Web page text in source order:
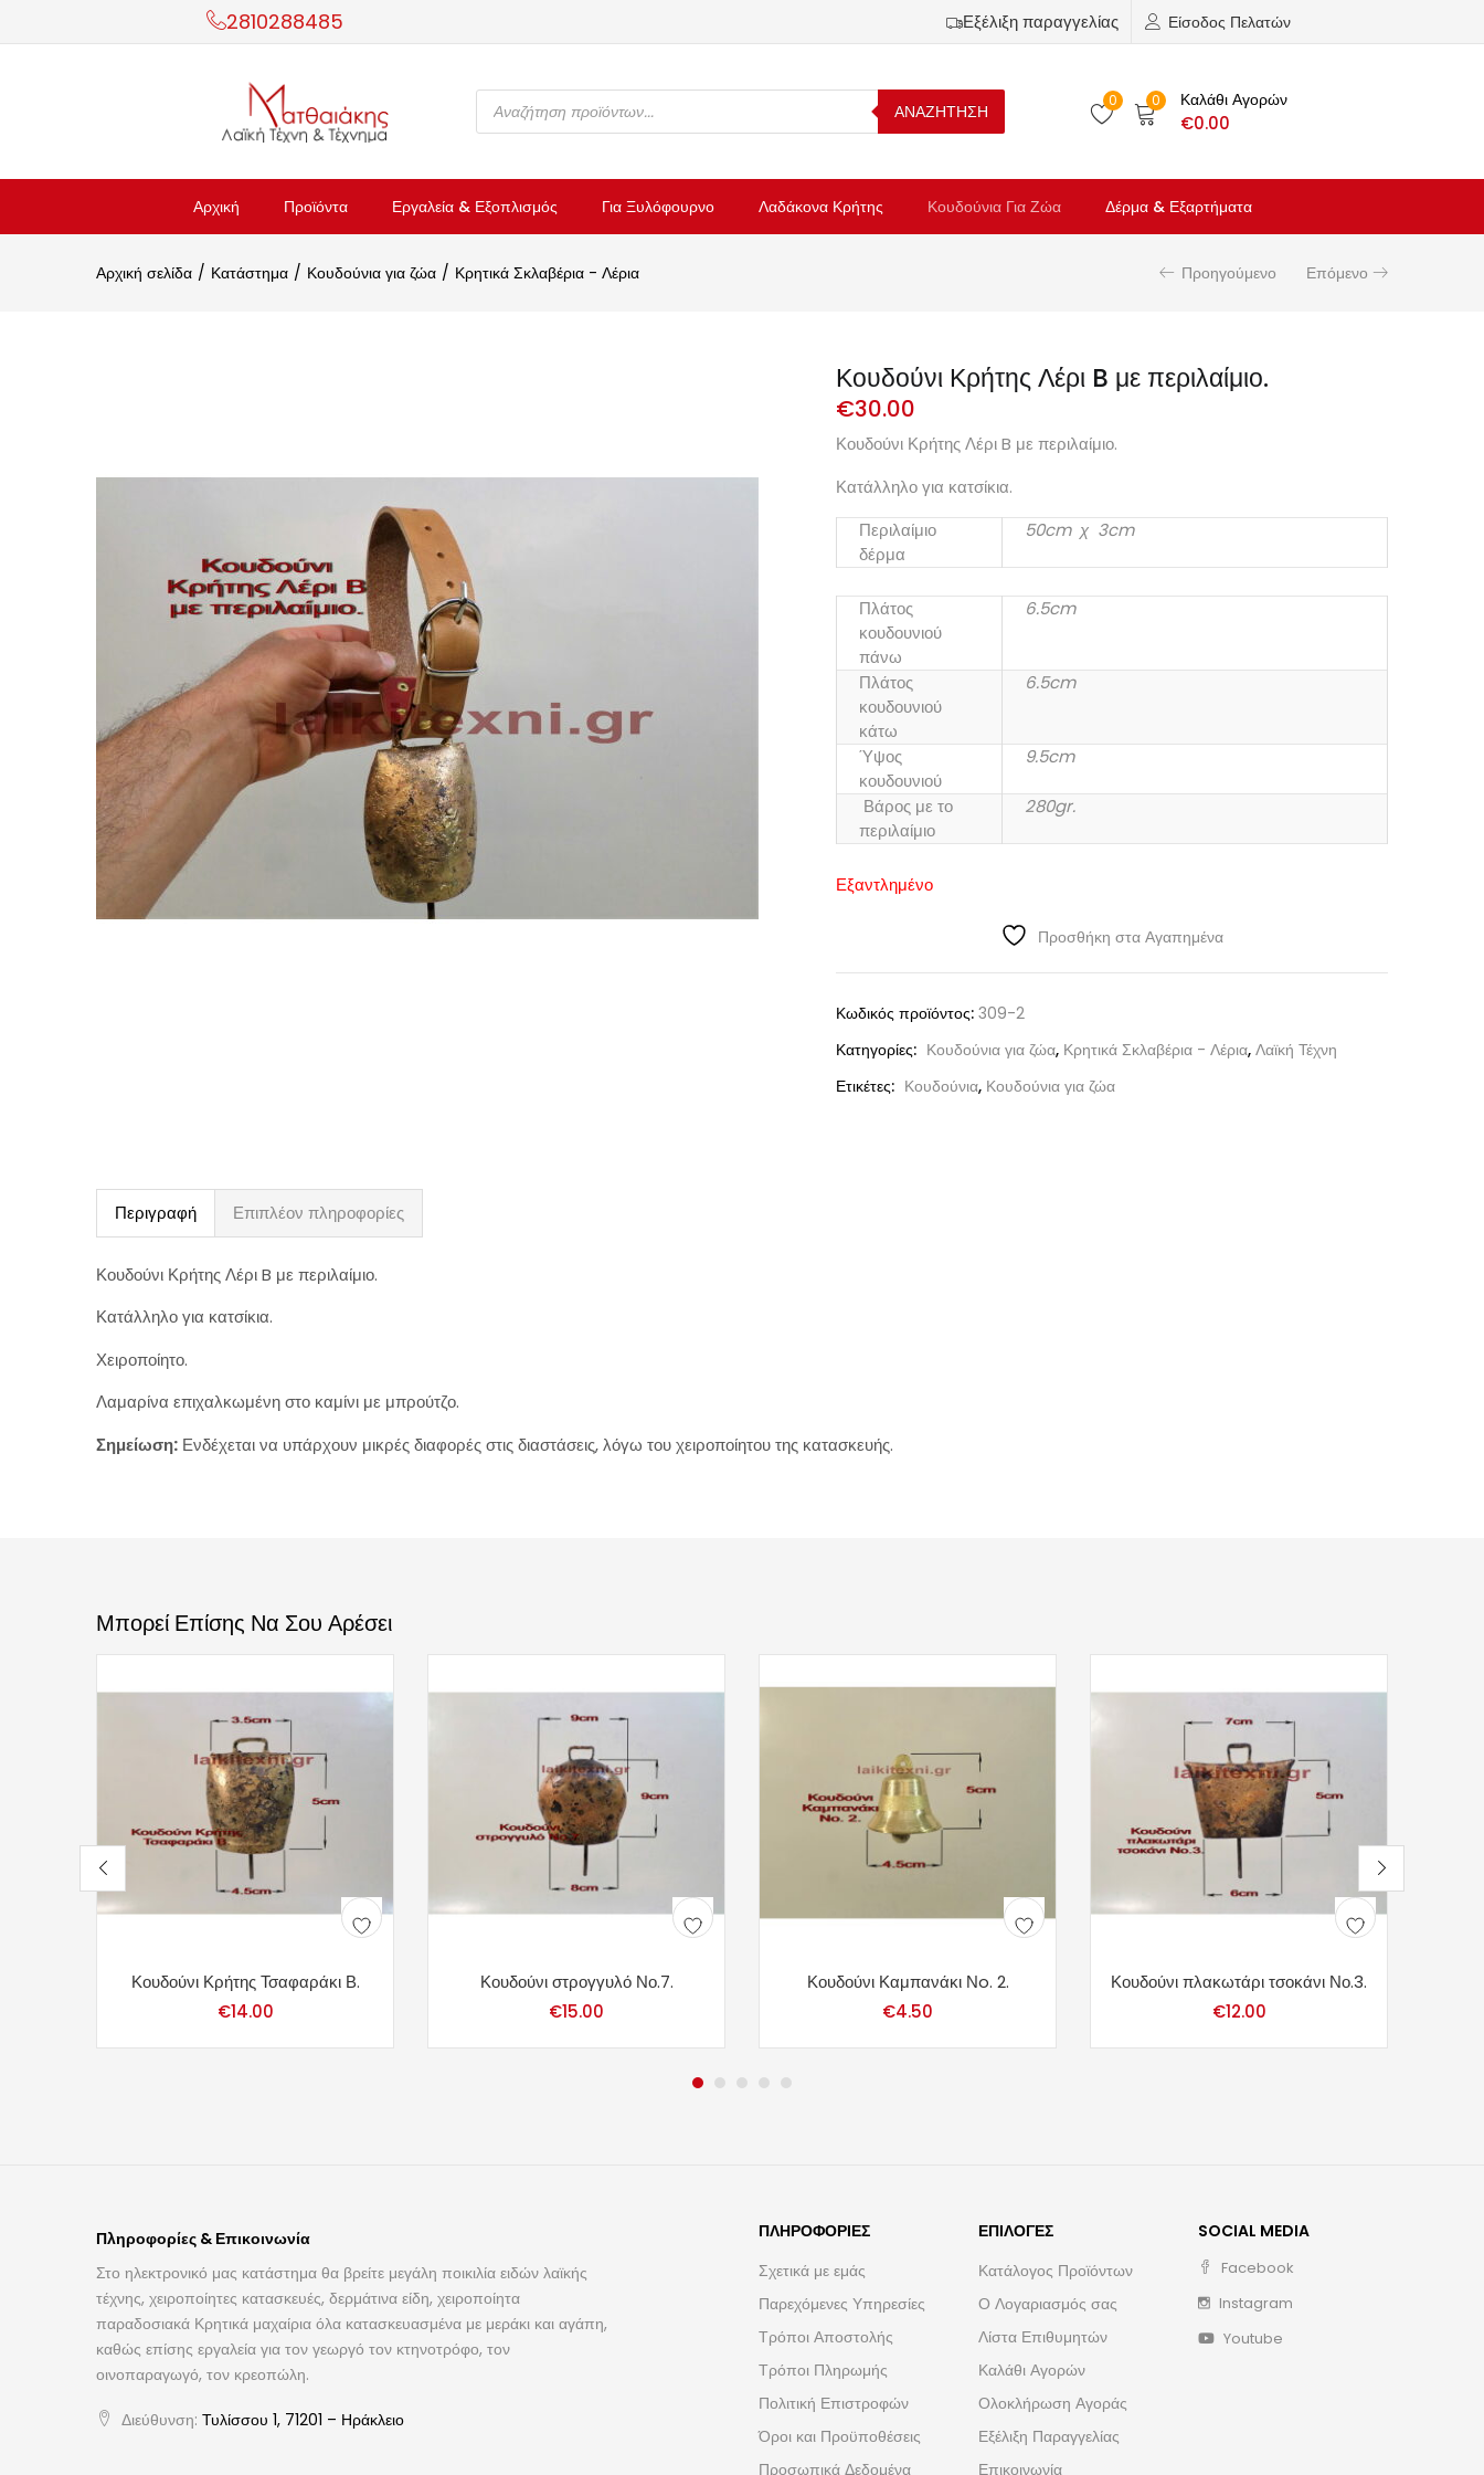
2810288485 Εξέλιξη παραγγελίας Είσοδος Πελατών
ΑΝΑΖΗΤΗΣΗ
0 0 Καλάθι Αγορών
€0.00
Αρχική Προϊόντα Εργαλεία & Εξοπλισμός Για Ξυλόφουρνο Λαδάκονα Κρήτης Κουδούνια Για Ζώα Δέρμα & Εξαρτήματα
Αρχική σελίδα Κατάστημα Κουδούνια για ζώα Κρητικά Σκλαβέρια - Λέρια Προηγούμενο Επόμενο
Κουδούνι Κρήτης Λέρι B με περιλαίμιο.
€30.00
Κουδούνι Κρήτης Λέρι B με περιλαίμιο.
Κατάλληλο για κατσίκια.
Περιλαίμιο
δέρμα
50cm χ 3cm
Πλάτος
κουδουνιού
πάνω
6.5cm
Πλάτος
κουδουνιού
κάτω
6.5cm
Ύψος
κουδουνιού
9.5cm
Βάρος με το
περιλαίμιο
280gr.
Εξαντλημένο
Προσθήκη στα Αγαπημένα
Κωδικός προϊόντος: 309-2
Κατηγορίες: Κουδούνια για ζώα, Κρητικά Σκλαβέρια - Λέρια, Λαϊκή Τέχνη
Ετικέτες: Κουδούνια, Κουδούνια για ζώα
Περιγραφή Επιπλέον πληροφορίες
Κουδούνι Κρήτης Λέρι B με περιλαίμιο.
Κατάλληλο για κατσίκια.
Χειροποίητο.
Λαμαρίνα επιχαλκωμένη στο καμίνι με μπρούτζο.
Σημείωση: Ενδέχεται να υπάρχουν μικρές διαφορές στις διαστάσεις, λόγω του χειροποίητου της κατασκευής.
Μπορεί Επίσης Να Σου Αρέσει
Κουδούνι Κρήτης Τσαφαράκι Β.
€14.00
Κουδούνι στρογγυλό Νο.7.
€15.00
Κουδούνι Καμπανάκι Νo. 2.
€4.50
Κουδούνι πλακωτάρι τσοκάνι Νο.3.
€12.00
Πληροφορίες & Επικοινωνία
Στο ηλεκτρονικό μας κατάστημα θα βρείτε μεγάλη ποικιλία ειδών λαϊκής
τέχνης, χειροποίητες κατασκευές, δερμάτινα είδη, χειροποίητα
παραδοσιακά Κρητικά μαχαίρια όλα κατασκευασμένα με μεράκι και αγάπη,
καθώς επίσης εργαλεία για τον γεωργό τον κτηνοτρόφο, τον
οινοπαραγωγό, τον κρεοπώλη.
Διεύθυνση: Τυλίσσου 1, 71201 – Ηράκλειο
ΠΛΗΡΟΦΟΡΊΕΣ
Σχετικά με εμάς
Παρεχόμενες Υπηρεσίες
Τρόποι Αποστολής
Τρόποι Πληρωμής
Πολιτική Επιστροφών
Όροι και Προϋποθέσεις
Προσωπικά Δεδομένα
ΕΠΙΛΟΓΈΣ
Κατάλογος Προϊόντων
Ο Λογαριασμός σας
Λίστα Επιθυμητών
Καλάθι Αγορών
Ολοκλήρωση Αγοράς
Εξέλιξη Παραγγελίας
Επικοινωνία
SOCIAL MEDIA
Facebook
Instagram
Youtube